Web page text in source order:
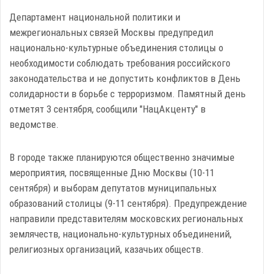
Департамент национальной политики и
межрегиональных связей Москвы предупредил
национально-культурные объединения столицы о
необходимости соблюдать требования российского
законодательства и не допустить конфликтов в День
солидарности в борьбе с терроризмом. Памятный день
отметят 3 сентября, сообщили "НацАкценту" в
ведомстве.
В городе также планируются общественно значимые
мероприятия, посвященные Дню Москвы (10-11
сентября) и выборам депутатов муниципальных
образований столицы (9-11 сентября). Предупреждение
направили представителям московских региональных
землячеств, национально-культурных объединений,
религиозных организаций, казачьих обществ.